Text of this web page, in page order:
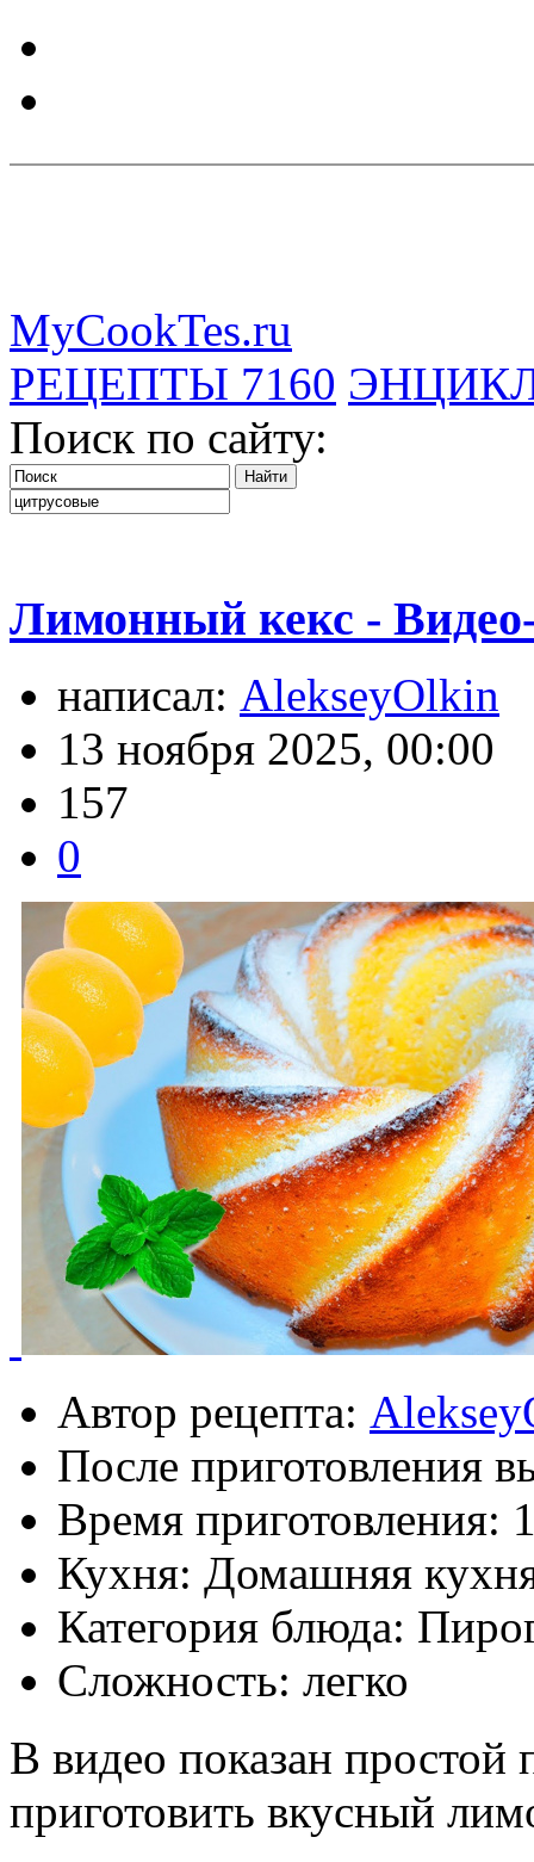
MyCookTes.ru
РЕЦЕПТЫ 7160
Поиск по сайту:
Лимонный кекс -
написал: AlekseyOlkin
13 ноября 2025, 00:00
157
0
Автор рецепта:
После приготовления
Время приготовления:
Кухня: Домашняя
Категория блюда:
Сложность: легко
В видео показан простой
приготовить вкусный